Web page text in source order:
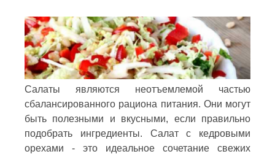
Салаты являются неотъемлемой частью
сбалансированного рациона питания. Они могут
быть полезными и вкусными, если правильно
подобрать ингредиенты. Салат с кедровыми
орехами - это идеальное сочетание свежих